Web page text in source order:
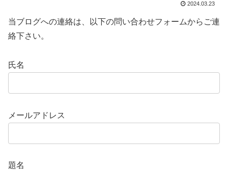
2024.03.23
当ブログへの連絡は、以下の問い合わせフォームからご連
絡下さい。
氏名
メールアドレス
題名